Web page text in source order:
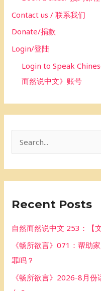
Contact us / 联系我们
Donate/捐款
Login/登陆
Login to Speak
而然说中文》账号
c
f
r
Recent Posts
自然而然说中文 253：
《畅所欲言》071：帮助
罪吗？
《畅所欲言》2026-8月